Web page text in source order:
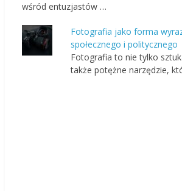
wśród entuzjastów …
Fotografia jako forma
społecznego i politycznego
Fotografia to nie tylko
także potężne narzędzie,